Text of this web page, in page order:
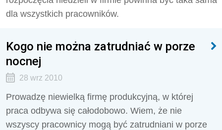
dla wszystkich pracowników.
Kogo nie można zatrudniać w porze
nocnej
28 wrz 2010
Prowadzę niewielką firmę produkcyjną, w której
praca odbywa się całodobowo. Wiem, że nie
wszyscy pracownicy mogą być zatrudniani w porze